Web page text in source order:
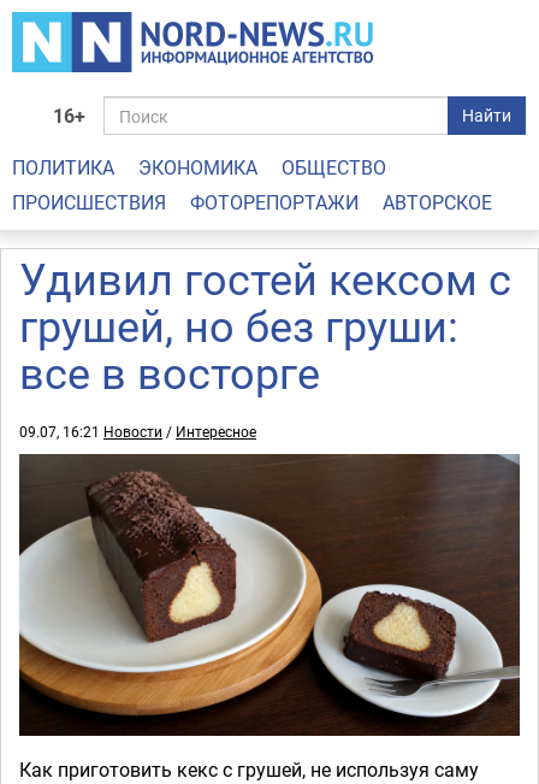
16+ Найти
ПОЛИТИКА ЭКОНОМИКА
ОБЩЕСТВО
ПРОИСШЕСТВИЯ
ФОТОРЕПОРТАЖИ АВТОРСКОЕ
Удивил гостей кексом с
грушей, но без груши:
все в восторге
09.07, 16:21 Новости / Интересное
Как приготовить кекс с грушей, не используя саму